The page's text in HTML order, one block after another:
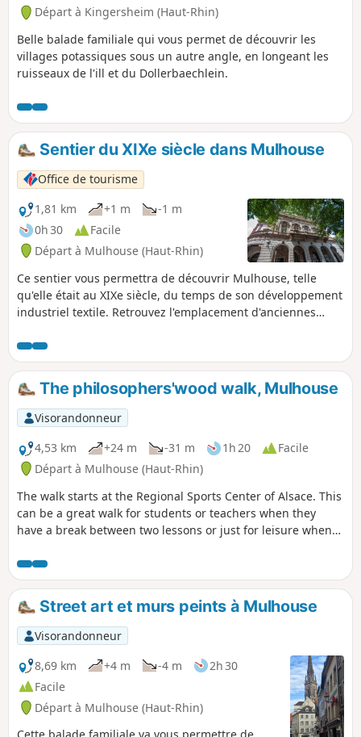
Départ à Kingersheim (Haut-Rhin)
Belle balade familiale qui vous permet de découvrir les
villages potassiques sous un autre angle, en longeant les
ruisseaux de l'ill et du Dollerbaechlein.
Sentier du XIXe siècle dans Mulhouse
Office de tourisme
1,81 km
+1 m
-1 m
0h 30
Facile
Départ à Mulhouse (Haut-Rhin)
Ce sentier vous permettra de découvrir Mulhouse, telle
qu'elle était au XIXe siècle, du temps de son développement
industriel textile. Retrouvez l'emplacement d'anciennes
développement sans précédent.
The philosophers'wood walk, Mulhouse
Visorandonneur
4,53 km
+24 m -31 m 1h 20
Facile
Départ à Mulhouse (Haut-Rhin)
The walk starts at the Regional Sports Center of Alsace. This
can be a great walk for students or teachers when they
have a break between two lessons or just for leisure when
Street art et murs peints à Mulhouse
Visorandonneur
8,69 km
+4 m -4 m
2h 30
Facile
Départ à Mulhouse (Haut-Rhin)